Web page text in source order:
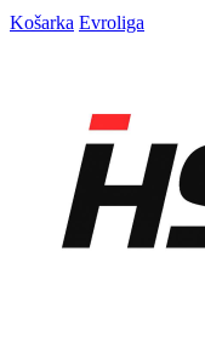
Košarka Evroliga